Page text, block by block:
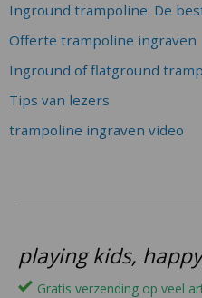
Inground trampoline: De
Offerte trampoline ingraven
Inground of flatground
Tips van lezers
trampoline ingraven video
playing kids,
Gratis verzending op veel